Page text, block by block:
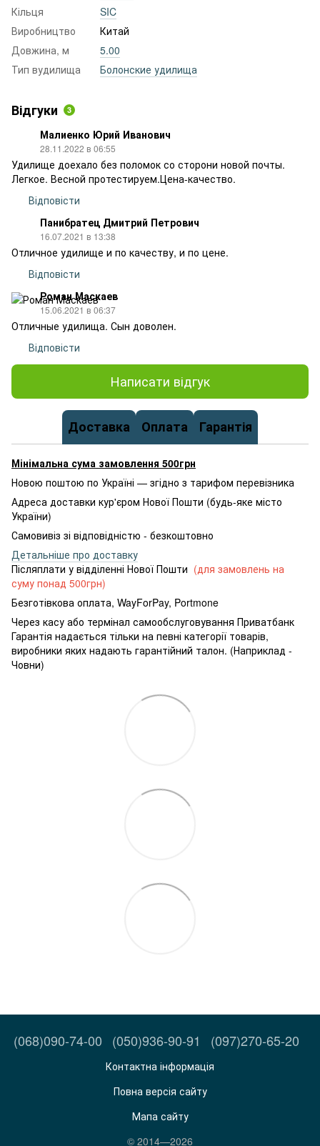
Кільця
SIC
Виробництво
Китай
Довжина, м
5.00
Тип вудилища
Болонские удилища
Відгуки 3
Малиенко Юрий Иванович
28.11.2022 в 06:55
Удилище доехало без поломок со сторони новой почты.
Легкое. Весной протестируем.Цена-качество.
Відповісти
Панибратец Дмитрий Петрович
16.07.2021 в 13:38
Отличное удилище и по качеству, и по цене.
Відповісти
Роман Маскаев
15.06.2021 в 06:37
Отличные удилища. Сын доволен.
Відповісти
Написати відгук
Доставка Оплата Гарантія
Мінімальна сума замовлення 500грн
Новою поштою по Україні — згідно з тарифом перевізника
Адреса доставки кур'єром Нової Пошти (будь-яке місто
України)
Самовивіз зі відповідністю - безкоштовно
Детальніше про доставку
Післяплати у відділенні Нової Пошти (для замовлень на
суму понад 500грн)
Безготівкова оплата, WayForPay, Portmone
Через касу або термінал самообслуговування Приватбанк
Гарантія надається тільки на певні категорії товарів,
виробники яких надають гарантійний талон. (Наприклад -
Човни)
(068)090-74-00 (050)936-90-91 (097)270-65-20
Контактна інформація
Повна версія сайту
Мапа сайту
© 2014—2026